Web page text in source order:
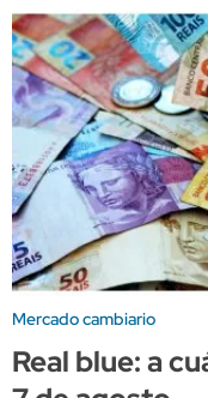
Mercado cambiario
Real blue: a